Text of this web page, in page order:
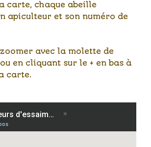
carte, chaque abeille
apiculteur et son numéro de
zoomer avec la molette de
en cliquant sur le + en bas à
carte.